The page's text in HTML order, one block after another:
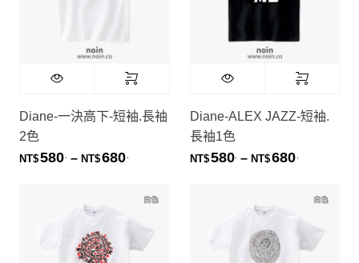
Diane-一決高下-短袖.長袖
2色
NT$580 – NT$680價格範圍：NT$580. 到 NT$680.
Diane-ALEX JAZZ-短袖.
長袖1色
NT$580 – NT$680